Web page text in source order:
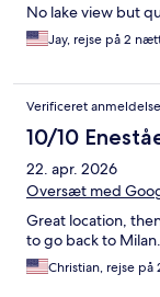
No lake view but
Jay, rejse på 2
Verificeret anmeldelse
10/10
22. apr. 2026
Oversæt med
Great location,
to go back to
Christian, rejse